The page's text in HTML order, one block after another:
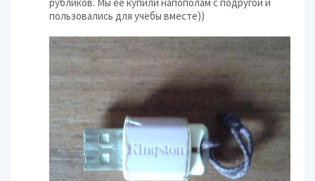
пользовались для учебы вместе))